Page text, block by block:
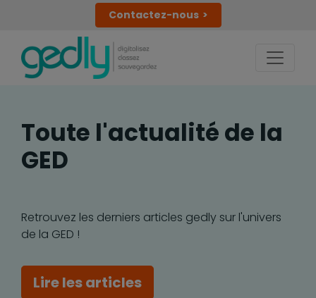
Contactez-nous
Toute l'actualité de la
GED
Retrouvez les derniers articles gedly sur l'univers
de la GED !
Lire les articles